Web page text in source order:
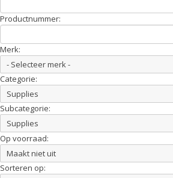
Productnummer:
Merk:
Categorie:
Subcategorie:
Op voorraad:
Sorteren op: